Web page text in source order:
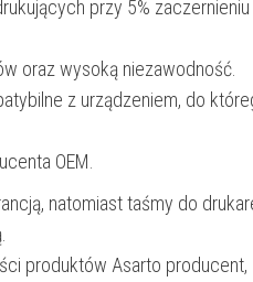
przy 5% zaczernieniu
oraz wysoką niezawodność.
z urządzeniem, do
OEM.
natomiast taśmy do
produktów Asarto producent,